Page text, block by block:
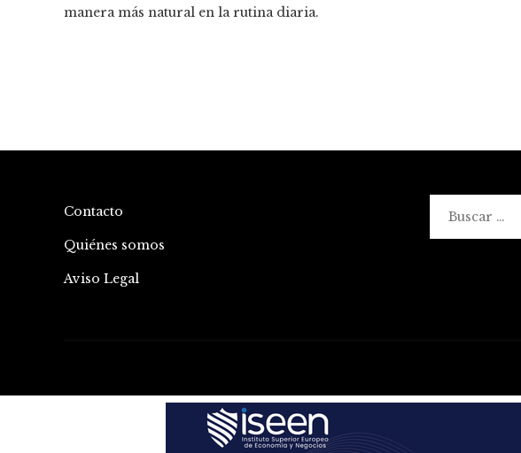
manera más natural en la rutina diaria.
Contacto
Quiénes somos
Aviso Legal